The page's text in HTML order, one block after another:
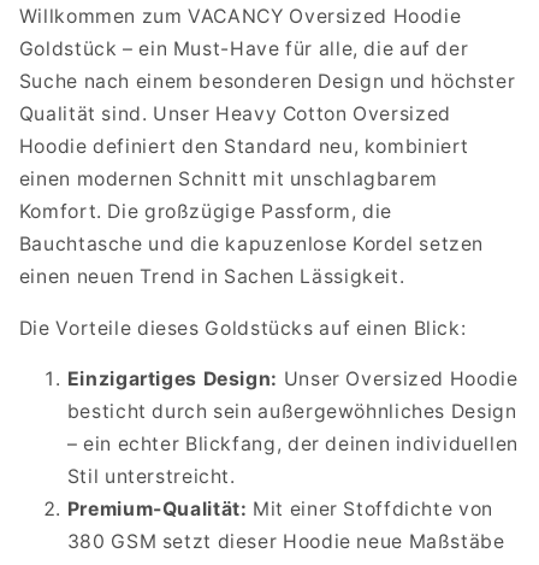
Willkommen zum VACANCY Oversized Hoodie
Goldstück – ein Must-Have für alle, die auf der
Suche nach einem besonderen Design und höchster
Qualität sind. Unser Heavy Cotton Oversized
Hoodie definiert den Standard neu, kombiniert
einen modernen Schnitt mit unschlagbarem
Komfort. Die großzügige Passform, die
Bauchtasche und die kapuzenlose Kordel setzen
einen neuen Trend in Sachen Lässigkeit.
Die Vorteile dieses Goldstücks auf einen Blick:
Einzigartiges Design: Unser Oversized Hoodie
besticht durch sein außergewöhnliches Design
– ein echter Blickfang, der deinen individuellen
Stil unterstreicht.
Premium-Qualität: Mit einer Stoffdichte von
380 GSM setzt dieser Hoodie neue Maßstäbe